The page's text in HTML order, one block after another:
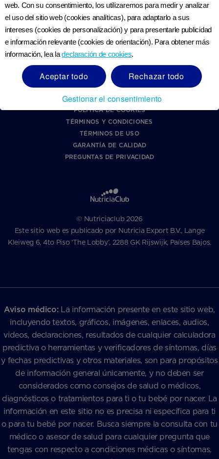
ACERCA DE NUTRICIA
REGISTRO
DECLARACIÓN DE ACCESIBILIDAD
SOBRE NUTRICIACLUB
LÍNEA ÉTICA DE DANONE
Apoyo
GUATEMALA
POLÍTICA DE PRIVACIDAD
POLÍTICA DE COOKIES
TÉRMINOS Y CONDICIONES
TÉRMINOS DE USO
GARANTÍA DE CALIDAD
PREGUNTAS DE PRIVACIDAD
© Nutriciaclub 2026
Este sitio web es publicado por Nutricia Export B.V., Lange
Kleiweg 6, 4to Piso ‘The Lobby’, 2288 GK Rijswijk, Países Bajos.
Aviso médico:La información presente en este sitio web,
incluyendo textos, gráficos, imágenes, enlaces, audios,
videos, declaraciones, resultados de cualquier calculadora
predictiva o herramientas y verificadores de síntomas, días
y fechas predictivas y otros materiales, son para propósitos
de información general únicamente, y no deben ser
considerados como consejos de salud o médicos,
diagnósticos o tratamientos para ti o tu bebé por nacer. La
información en este sitio no es precisa ni específica para ti
o para tu bebé por nacer. Busca siempre la consulta con tu
médico o asesor de salud para cualquier pregunta que
tengas con respecto a condiciones médicas o síntomas.
web. Con su consentimiento, los utilizaremos para medir y analizar
el uso del sitio web (cookies analíticas), para adaptarlo a sus
intereses (cookies de personalización) y para presentarle publicidad
e información relevante (cookies de orientación). Para obtener más
información, lea ladeclaración de cookies.
Aceptar todo
Rechazar todo
Gestionar el consentimiento